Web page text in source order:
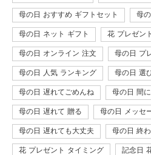
母の日 おすすめ ギフトセット 母
母の日 ネット ギフト 花 プレゼン
母の日 オンライン 注文 母の日 プ
母の日 人気 ランキング 母の日 選
母の日 遅れてごめんね 母の日 間
母の日 遅れて 贈る 母の日 メッセ
母の日 遅れても大丈夫 母の日 終
花 プレゼント タイミング 記念日